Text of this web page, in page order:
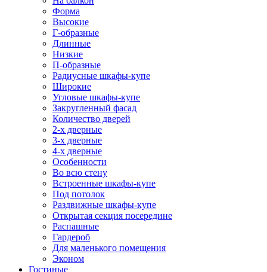
Форма
Высокие
Г-образные
Длинные
Низкие
П-образные
Радиусные шкафы-купе
Широкие
Угловые шкафы-купе
Закругленный фасад
Количество дверей
2-х дверные
3-х дверные
4-х дверные
Особенности
Во всю стену
Встроенные шкафы-купе
Под потолок
Раздвижные шкафы-купе
Открытая секция посередине
Распашные
Гардероб
Для маленького помещения
Эконом
Гостиные